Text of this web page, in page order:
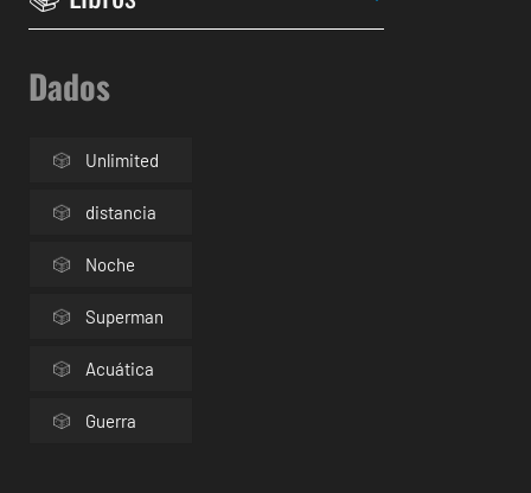
Dados
Unlimited
distancia
Noche
Superman
Acuática
Guerra